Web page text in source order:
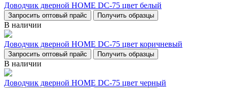
Доводчик дверной НОМЕ DC-75 цвет белый
Запросить оптовый прайс Получить образцы
В наличии
Доводчик дверной НОМЕ DC-75 цвет коричневый
Запросить оптовый прайс Получить образцы
В наличии
Доводчик дверной НОМЕ DC-75 цвет черный